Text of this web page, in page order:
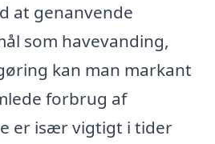
at genanvende
som havevanding,
kan man markant
forbrug af
er især vigtigt i tider